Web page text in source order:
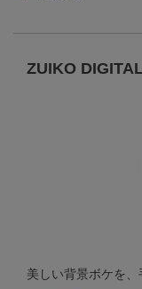
ZUIKO
美しい背景ボケを